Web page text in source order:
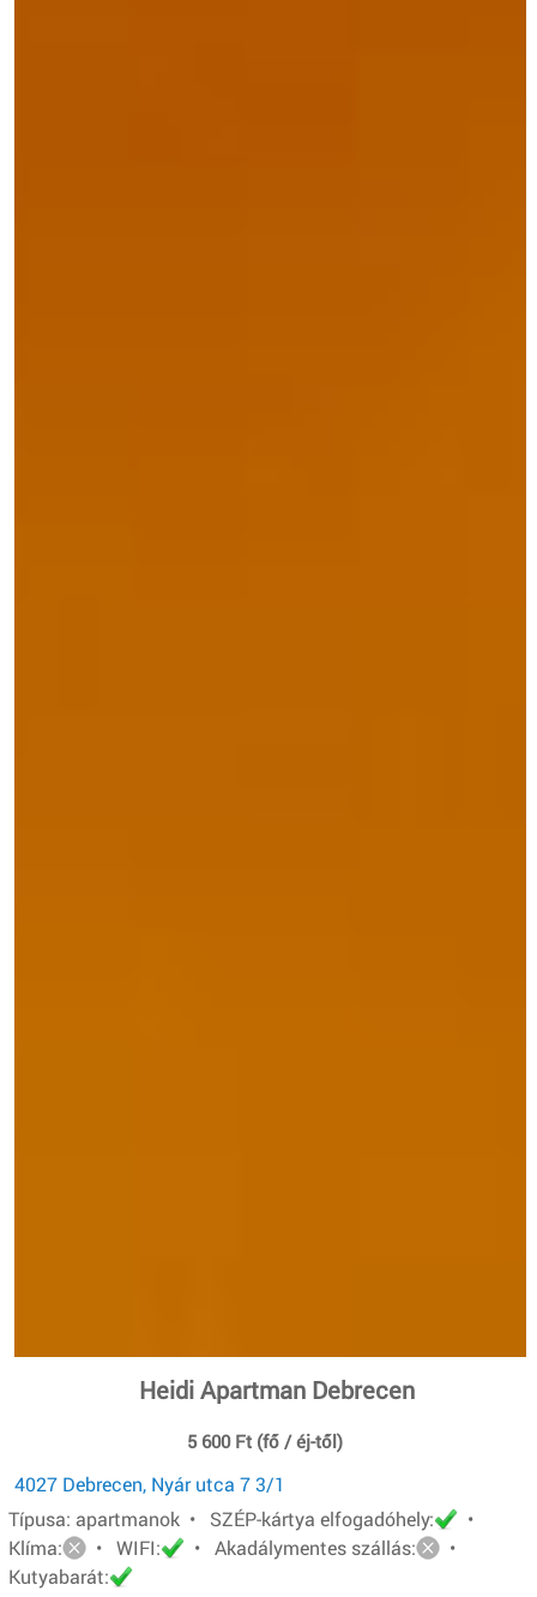
Heidi Apartman Debrecen
5 600 Ft (fő / éj-től)
4027 Debrecen, Nyár utca 7 3/1
Típusa: apartmanok • SZÉP-kártya elfogadóhely:
•
Klíma:
• WIFI: • Akadálymentes szállás:
•
Kutyabarát: